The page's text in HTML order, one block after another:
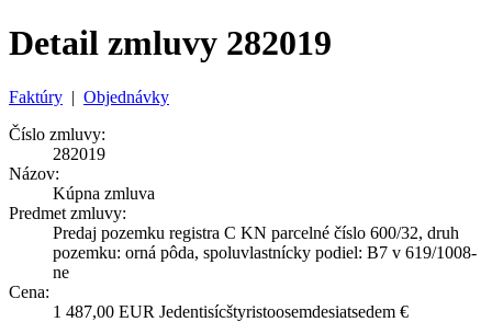
Detail zmluvy 282019
Faktúry | Objednávky
Číslo zmluvy:
282019
Názov:
Kúpna zmluva
Predmet zmluvy:
Predaj pozemku registra C KN parcelné číslo 600/32, druh
pozemku: orná pôda, spoluvlastnícky podiel: B7 v 619/1008-
ne
Cena:
1 487,00 EUR Jedentisícštyristoosemdesiatsedem €